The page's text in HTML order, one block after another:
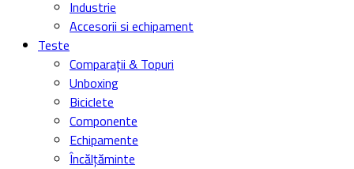
Industrie
Accesorii si echipament
Teste
Comparații & Topuri
Unboxing
Biciclete
Componente
Echipamente
Încălțăminte